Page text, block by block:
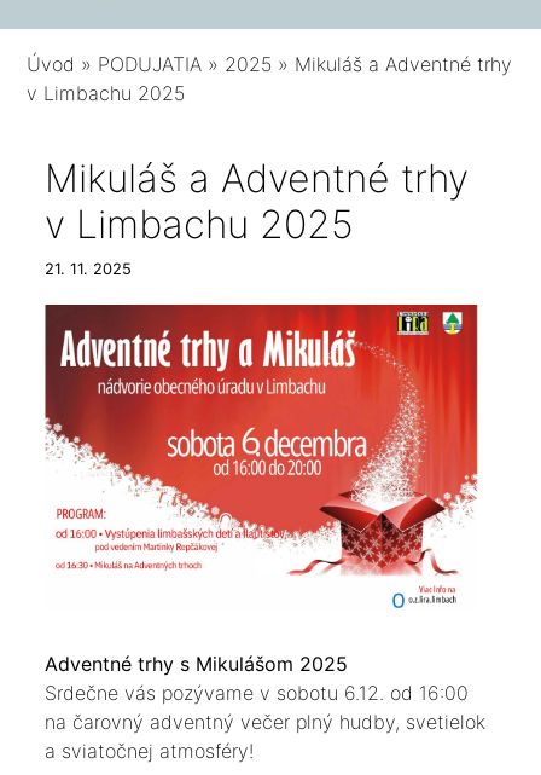
Úvod » PODUJATIA » 2025 » Mikuláš a Adventné trhy
v Limbachu 2025
Mikuláš a Adventné trhy
v Limbachu 2025
21. 11. 2025
Adventné trhy s Mikulášom 2025
Srdečne vás pozývame v sobotu 6.12. od 16:00
na čarovný adventný večer plný hudby, svetielok
a sviatočnej atmosféry!